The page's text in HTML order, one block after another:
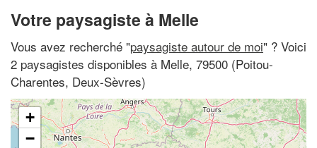
Votre paysagiste à Melle
Vous avez recherché "paysagiste autour de moi" ? Voici
2 paysagistes disponibles à Melle, 79500 (Poitou-
Charentes, Deux-Sèvres)
+
−